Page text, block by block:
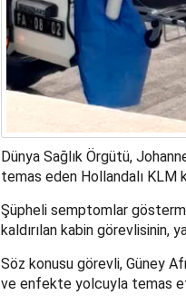
Dünya Sağlık Örgütü,
temas eden Hollandalı KLM
Şüpheli semptomlar
kaldırılan kabin görevlisinin,
Söz konusu görevli, Güney
ve enfekte yolcuyla temas